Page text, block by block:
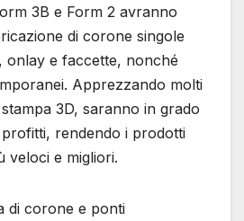
3B e Form 2 avranno
di corone singole
onlay e faccette, nonché
Apprezzando molti
3D, saranno in grado
rendendo i prodotti
veloci e migliori.
di corone e ponti